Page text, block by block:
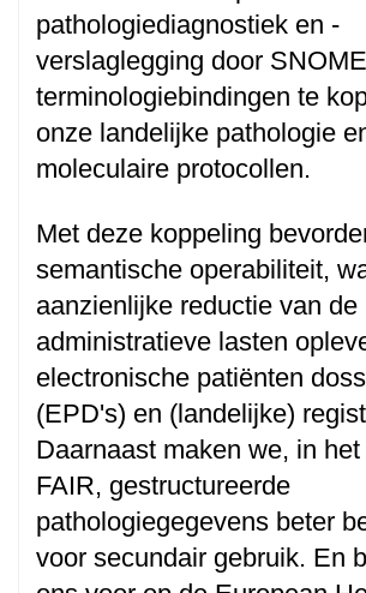
pathologiediagnostiek en -
verslaglegging door
terminologiebindingen te
onze landelijke pathologie
moleculaire protocollen.
Met deze koppeling
semantische operabiliteit,
aanzienlijke reductie van de
administratieve lasten
electronische patiënten
(EPD's) en (landelijke)
Daarnaast maken we, in
FAIR, gestructureerde
pathologiegegevens beter
voor secundair gebruik. En